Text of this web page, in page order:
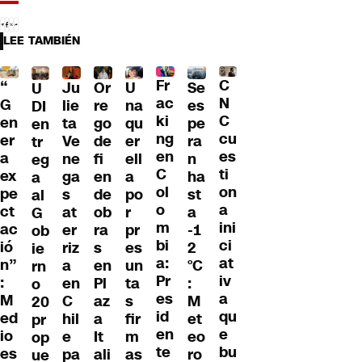
LEE TAMBIÉN
“
G
en
er
a
ex
pe
ct
ac
ió
n”
:
M
ed
io
es
U
DI
en
tr
eg
a
al
G
ob
ie
rn
o
20
pr
op
ue
Ju
lie
ta
Ve
ne
ga
s
at
er
riz
a
en
C
hil
e
pa
Or
re
go
de
fi
en
de
ob
ra
s
en
Pl
az
a
It
ali
U
na
qu
er
ell
a
po
r
pr
es
un
ta
s
fir
m
as
Fr
ac
ki
ng
en
C
ol
o
m
bi
a:
Pr
es
id
en
te
Se
es
pe
ra
n
ha
st
a
-1
2
°C
:
M
et
eo
ro
C
N
C
cu
es
ti
on
a
ini
ci
at
iv
a
qu
e
bu